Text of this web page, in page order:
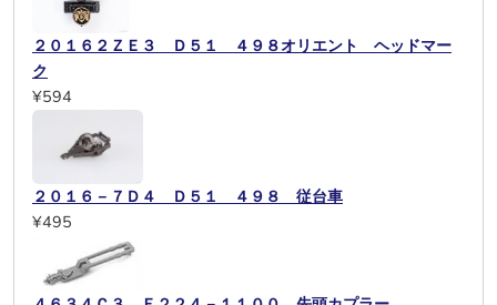
２０１６２ＺＥ３ Ｄ５１ ４９８オリエント ヘッドマー
ク
¥594
２０１６－７Ｄ４ Ｄ５１ ４９８ 従台車
¥495